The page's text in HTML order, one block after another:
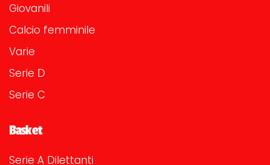
Giovanili
Calcio femminile
Varie
Serie D
Serie C
Basket
Serie A Dilettanti